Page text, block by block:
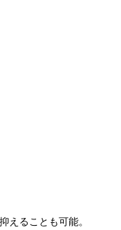
えることも可能。